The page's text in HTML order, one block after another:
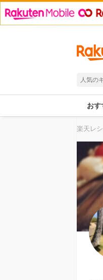
人気の
おす
楽天レ